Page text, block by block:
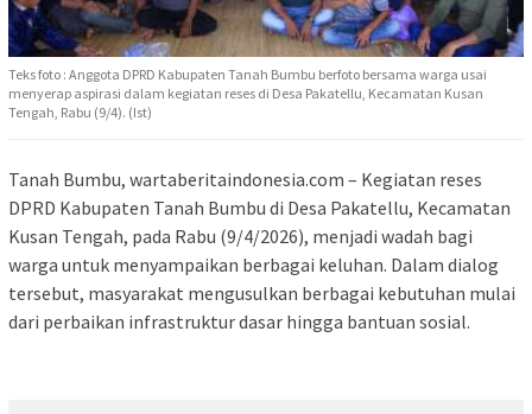
Teks foto : Anggota DPRD Kabupaten Tanah Bumbu berfoto bersama warga usai
menyerap aspirasi dalam kegiatan reses di Desa Pakatellu, Kecamatan Kusan
Tengah, Rabu (9/4). (Ist)
Tanah Bumbu, wartaberitaindonesia.com – Kegiatan reses
DPRD Kabupaten Tanah Bumbu di Desa Pakatellu, Kecamatan
Kusan Tengah, pada Rabu (9/4/2026), menjadi wadah bagi
warga untuk menyampaikan berbagai keluhan. Dalam dialog
tersebut, masyarakat mengusulkan berbagai kebutuhan mulai
dari perbaikan infrastruktur dasar hingga bantuan sosial.